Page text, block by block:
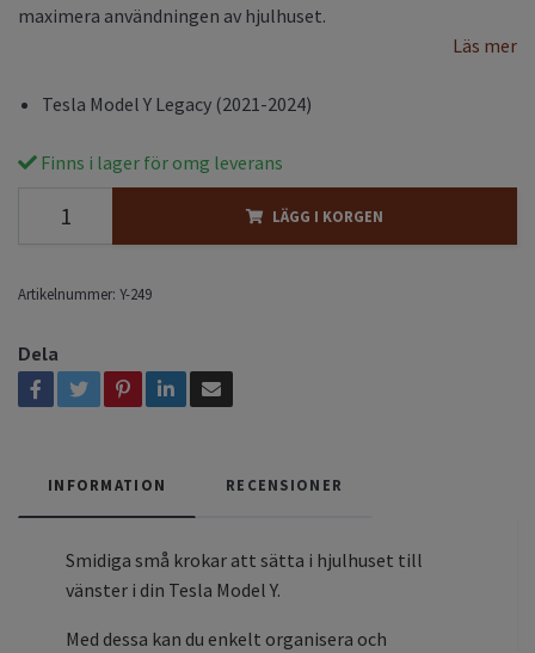
maximera användningen av hjulhuset.
Läs mer
Tesla Model Y Legacy (2021-2024)
Finns i lager för omg leverans
LÄGG I KORGEN
Artikelnummer: Y-249
Dela
INFORMATION RECENSIONER
Smidiga små krokar att sätta i hjulhuset till
vänster i din Tesla Model Y.
Med dessa kan du enkelt organisera och